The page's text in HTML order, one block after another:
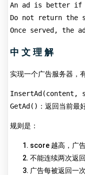
An ad is better if
Do not return the
Once served, the
中文理解
实现一个广告服务器，
InsertAd(content,
GetAd() ：返回当前最
规则是：
score 越高，广告
不能连续两次返
广告每被返回一